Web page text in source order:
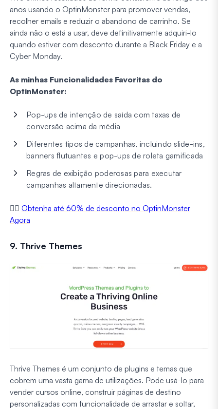
anos usando o OptinMonster para promover vendas,
recolher emails e reduzir o abandono de carrinho. Se
ainda não o está a usar, deve definitivamente adquiri-lo
quando estiver com desconto durante a Black Friday e a
Cyber Monday.
As minhas Funcionalidades Favoritas do
OptinMonster:
Pop-ups de intenção de saída com taxas de
conversão acima da média
Diferentes tipos de campanhas, incluindo slide-ins,
banners flutuantes e pop-ups de roleta gamificada
Regras de exibição poderosas para executar
campanhas altamente direcionadas.
👉🏼 Obtenha até 60% de desconto no OptinMonster
Agora
9. Thrive Themes
Thrive Themes é um conjunto de plugins e temas que
cobrem uma vasta gama de utilizações. Pode usá-lo para
vender cursos online, construir páginas de destino
personalizadas com funcionalidade de arrastar e soltar,